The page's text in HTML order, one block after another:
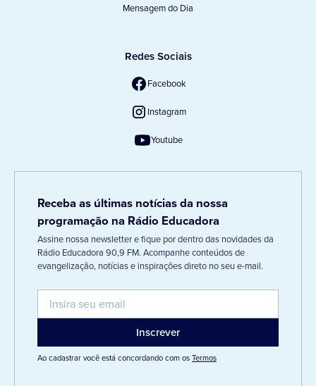
Mensagem do Dia
Redes Sociais
Facebook
Instagram
Youtube
Receba as últimas notícias da nossa
programação na Rádio Educadora
Assine nossa newsletter e fique por dentro das novidades da
Rádio Educadora 90,9 FM. Acompanhe conteúdos de
evangelização, notícias e inspirações direto no seu e-mail.
Ao cadastrar você está concordando com osTermos